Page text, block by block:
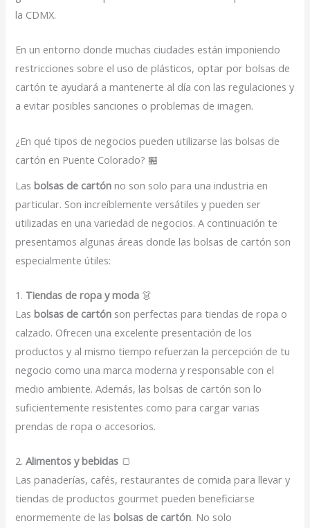
la CDMX.
En un entorno donde muchas ciudades están imponiendo
restricciones sobre el uso de plásticos, optar por bolsas de
cartón te ayudará a mantenerte al día con las regulaciones y
a evitar posibles sanciones o problemas de imagen.
¿En qué tipos de negocios pueden utilizarse las bolsas de
cartón en Puente Colorado? 🏪
Lasbolsas de cartón no son solo para una industria en
particular. Son increíblemente versátiles y pueden ser
utilizadas en una variedad de negocios. A continuación te
presentamos algunas áreas donde las bolsas de cartón son
especialmente útiles:
1. Tiendas de ropa y moda 👗
Lasbolsas de cartón son perfectas para tiendas de ropa o
calzado. Ofrecen una excelente presentación de los
productos y al mismo tiempo refuerzan la percepción de tu
negocio como una marca moderna y responsable con el
medio ambiente. Además, las bolsas de cartón son lo
suficientemente resistentes como para cargar varias
prendas de ropa o accesorios.
2.Alimentos y bebidas 🍞
Las panaderías, cafés, restaurantes de comida para llevar y
tiendas de productos gourmet pueden beneficiarse
enormemente de lasbolsas de cartón. No solo